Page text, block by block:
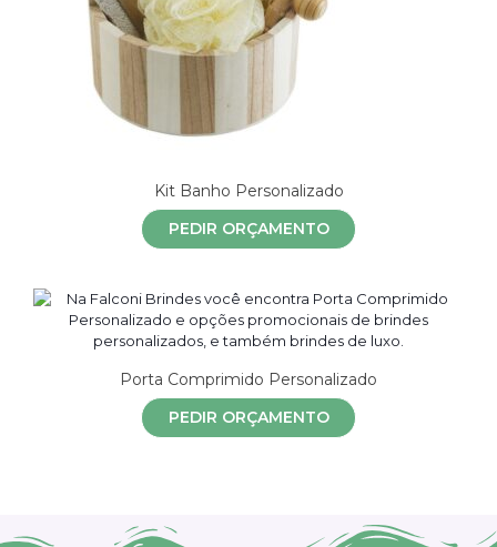
Kit Banho Personalizado
PEDIR ORÇAMENTO
Porta Comprimido Personalizado
PEDIR ORÇAMENTO